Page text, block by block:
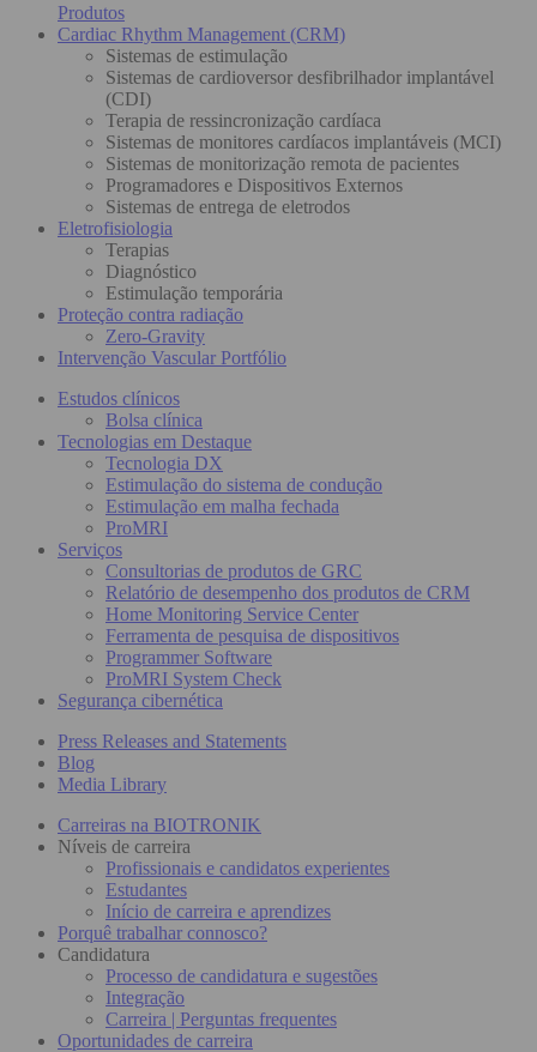
Produtos
Cardiac Rhythm Management (CRM)
Sistemas de estimulação
Sistemas de cardioversor desfibrilhador implantável
(CDI)
Terapia de ressincronização cardíaca
Sistemas de monitores cardíacos implantáveis (MCI)
Sistemas de monitorização remota de pacientes
Programadores e Dispositivos Externos
Sistemas de entrega de eletrodos
Eletrofisiologia
Terapias
Diagnóstico
Estimulação temporária
Proteção contra radiação
Zero-Gravity
Intervenção Vascular Portfólio
Estudos clínicos
Bolsa clínica
Tecnologias em Destaque
Tecnologia DX
Estimulação do sistema de condução
Estimulação em malha fechada
ProMRI
Serviços
Consultorias de produtos de GRC
Relatório de desempenho dos produtos de CRM
Home Monitoring Service Center
Ferramenta de pesquisa de dispositivos
Programmer Software
ProMRI System Check
Segurança cibernética
Press Releases and Statements
Blog
Media Library
Carreiras na BIOTRONIK
Níveis de carreira
Profissionais e candidatos experientes
Estudantes
Início de carreira e aprendizes
Porquê trabalhar connosco?
Candidatura
Processo de candidatura e sugestões
Integração
Carreira | Perguntas frequentes
Oportunidades de carreira